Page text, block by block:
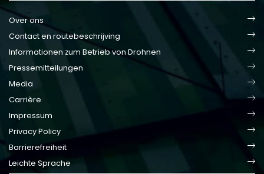
Over ons
Contact en routebeschrijving
Informationen zum Betrieb von Drohnen
Pressemitteilungen
Media
Carrière
Impressum
Privacy Policy
Barrierefreiheit
Leichte Sprache